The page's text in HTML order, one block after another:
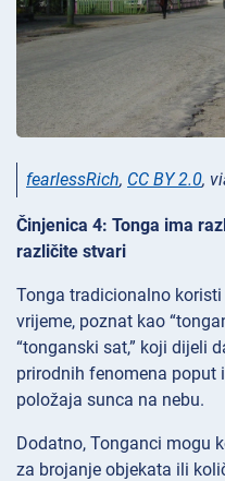
fearlessRich, CC BY 2.0,
Činjenica 4: Tonga ima
različite stvari
Tonga tradicionalno
vrijeme, poznat kao
“tonganski sat,” koji dijeli
prirodnih fenomena poput
položaja sunca na nebu.
Dodatno, Tonganci mogu
za brojanje objekata ili